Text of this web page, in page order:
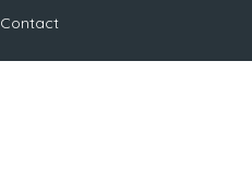
Contact